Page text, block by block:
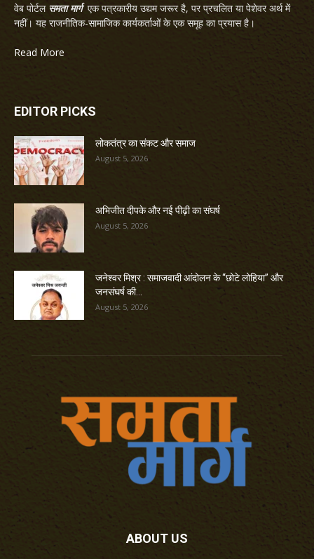
वेब पोर्टल समता मार्गएक पत्रकारीय उद्यम जरूर है, पर प्रचलित या पेशेवर अर्थ में
नहीं। यह राजनीतिक-सामाजिक कार्यकर्ताओं के एक समूह का प्रयास है।
Read More
EDITOR PICKS
लोकतंत्र का संकट और समाज
August 5, 2026
अभिजीत दीपके और नई पीढ़ी का संघर्ष
August 5, 2026
जनेश्वर मिश्र : समाजवादी आंदोलन के “छोटे लोहिया” और
जनसंघर्ष की...
August 5, 2026
ABOUT US